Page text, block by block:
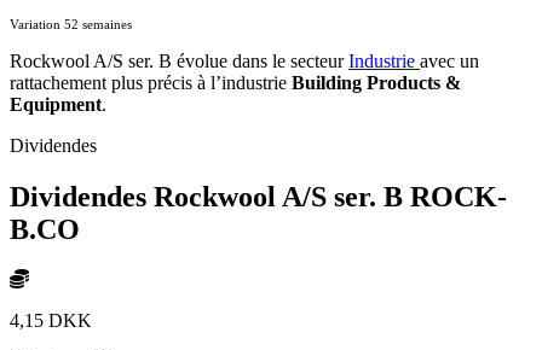
Variation 52 semaines
Rockwool A/S ser. B évolue dans le secteurIndustrie avec un
rattachement plus précis à l’industrie Building Products &
Equipment.
Dividendes
Dividendes Rockwool A/S ser. B ROCK-
B.CO
4,15 DKK